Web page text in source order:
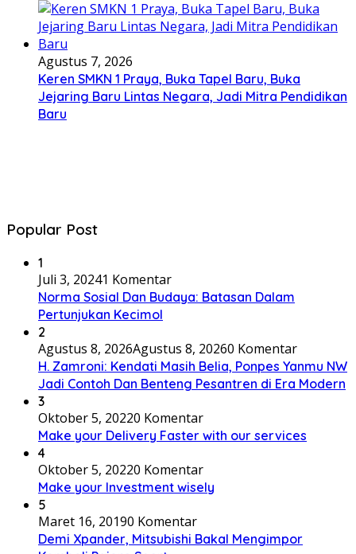
Agustus 7, 2026
Keren SMKN 1 Praya, Buka Tapel Baru, Buka
Jejaring Baru Lintas Negara, Jadi Mitra Pendidikan
Baru
Popular Post
1
Juli 3, 20241 Komentar
Norma Sosial Dan Budaya: Batasan Dalam
Pertunjukan Kecimol
2
Agustus 8, 2026Agustus 8, 20260 Komentar
H. Zamroni: Kendati Masih Belia, Ponpes Yanmu NW
Jadi Contoh Dan Benteng Pesantren di Era Modern
3
Oktober 5, 20220 Komentar
Make your Delivery Faster with our services
4
Oktober 5, 20220 Komentar
Make your Investment wisely
5
Maret 16, 20190 Komentar
Demi Xpander, Mitsubishi Bakal Mengimpor